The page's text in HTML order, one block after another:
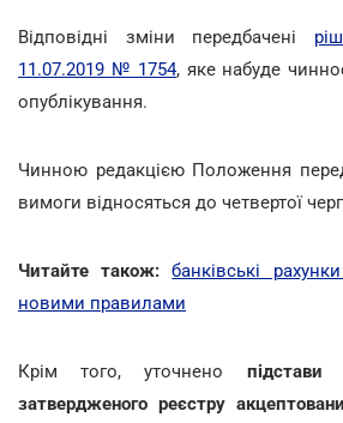
Відповідні зміни передбачені
11.07.2019 № 1754, яке набуде
опублікування.
Чинною редакцією Положення
вимоги відносяться до четвертої
Читайте також:банківські
новими правилами
Крім того, уточнено підстави
затвердженого реєстру